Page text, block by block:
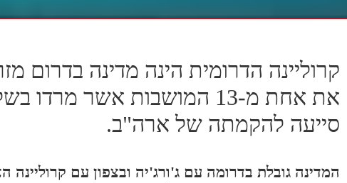
קרוליינה הדרומית הינה מדינה בדרום
את אחת מ-13 המושבות אשר
סייעה להקמתה של ארה"ב.
המדינה גובלת בדרומה עם ג'ורג'יה ובצפון עם